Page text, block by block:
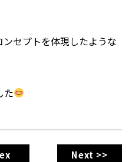
セプトを体現したような
た
Next >>